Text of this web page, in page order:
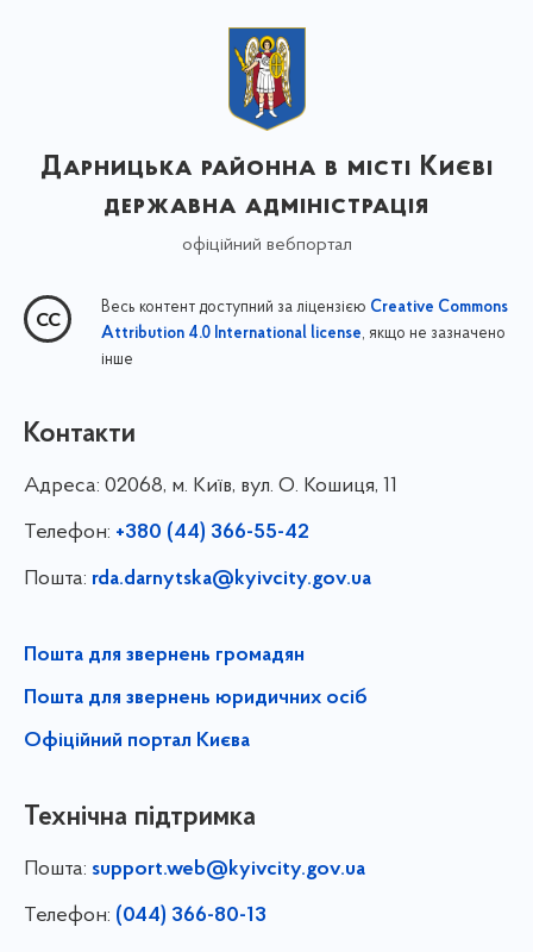
Дарницька районна в місті Києві
державна адміністрація
офіційний вебпортал
Весь контент доступний за ліцензією Creative Commons
Attribution 4.0 International license, якщо не зазначено
інше
Контакти
Адреса: 02068, м. Київ, вул. О. Кошиця, 11
Телефон: +380 (44) 366-55-42
Пошта: rda.darnytska@kyivcity.gov.ua
Пошта для звернень громадян
Пошта для звернень юридичних осіб
Офіційний портал Києва
Технічна підтримка
Пошта: support.web@kyivcity.gov.ua
Телефон: (044) 366-80-13